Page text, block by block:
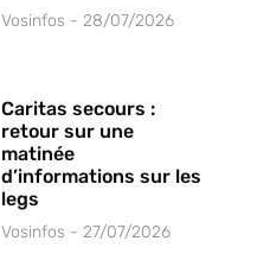
Vosinfos 28/07/2026
Caritas secours :
retour sur une
matinée
d’informations sur les
legs
Vosinfos 27/07/2026